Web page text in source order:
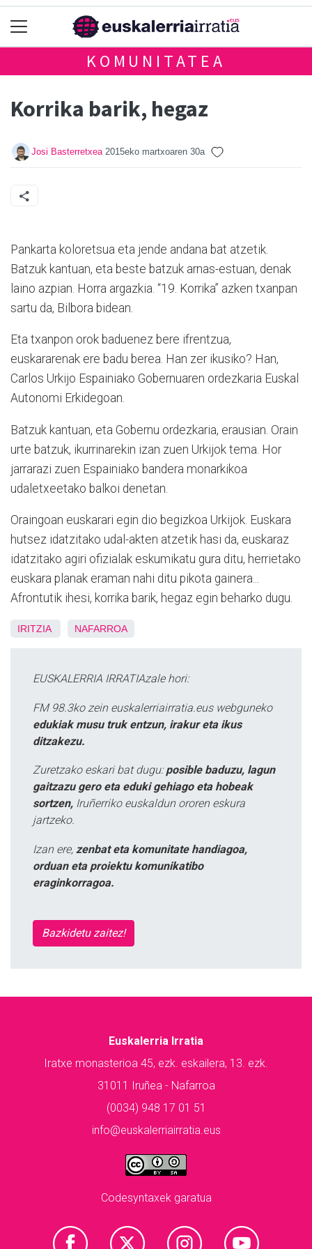
KOMUNITATEA
Korrika barik, hegaz
Josi Basterretxea 2015eko martxoaren 30a
Pankarta koloretsua eta jende andana bat atzetik.
Batzuk kantuan, eta beste batzuk arnas-estuan, denak
laino azpian. Horra argazkia. “19. Korrika” azken txanpan
sartu da, Bilbora bidean.
Eta txanpon orok baduenez bere ifrentzua,
euskararenak ere badu berea. Han zer ikusiko? Han,
Carlos Urkijo Espainiako Gobernuaren ordezkaria Euskal
Autonomi Erkidegoan.
Batzuk kantuan, eta Gobernu ordezkaria, erausian. Orain
urte batzuk, ikurrinarekin izan zuen Urkijok tema. Hor
jarrarazi zuen Espainiako bandera monarkikoa
udaletxeetako balkoi denetan.
Oraingoan euskarari egin dio begizkoa Urkijok. Euskara
hutsez idatzitako udal-akten atzetik hasi da, euskaraz
idatzitako agiri ofizialak eskumikatu gura ditu, herrietako
euskara planak eraman nahi ditu pikota gainera...
Afrontutik ihesi, korrika barik, hegaz egin beharko dugu.
IRITZIA NAFARROA
EUSKALERRIA IRRATIAzale hori:
FM 98.3ko zein euskalerriairratia.eus webguneko
edukiak musu truk entzun, irakur eta ikus
ditzakezu.
Zuretzako eskari bat dugu: posible baduzu, lagun
gaitzazu gero eta eduki gehiago eta hobeak
sortzen, Iruñerriko euskaldun ororen eskura
jartzeko.
Izan ere, zenbat eta komunitate handiagoa,
orduan eta proiektu komunikatibo
eraginkorragoa.
Bazkidetu zaitez!
Euskalerria Irratia
Iratxe monasterioa 45, ezk. eskailera, 13. ezk.
31011 Iruñea - Nafarroa
(0034) 948 17 01 51
info@euskalerriairratia.eus
Codesyntaxek garatua